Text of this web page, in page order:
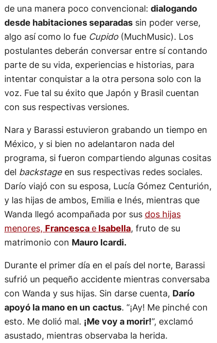
de una manera poco convencional: dialogando
desde habitaciones separadassin poder verse,
algo así como lo fue Cupido (MuchMusic). Los
postulantes deberán conversar entre sí contando
parte de su vida, experiencias e historias, para
intentar conquistar a la otra persona solo con la
voz. Fue tal su éxito que Japón y Brasil cuentan
con sus respectivas versiones.
Nara y Barassi estuvieron grabando un tiempo en
México, y si bien no adelantaron nada del
programa, si fueron compartiendo algunas cositas
del backstageen sus respectivas redes sociales.
Darío viajó con su esposa, Lucía Gómez Centurión,
y las hijas de ambos, Emilia e Inés, mientras que
Wanda llegó acompañada por sus dos hijas
menores, Francesca eIsabella, fruto de su
matrimonio con Mauro Icardi.
Durante el primer día en el país del norte, Barassi
sufrió un pequeño accidente mientras conversaba
con Wanda y sus hijas. Sin darse cuenta, Darío
apoyó la mano en un cactus. “¡Ay! Me pinché con
esto. Me dolió mal. ¡Me voy a morir!”, exclamó
asustado, mientras observaba la herida.